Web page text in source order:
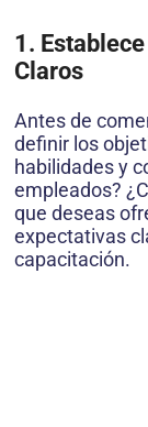
1.
Claros
Antes de
definir los
habilidades y
empleados?
que deseas
expectativas
capacitación.